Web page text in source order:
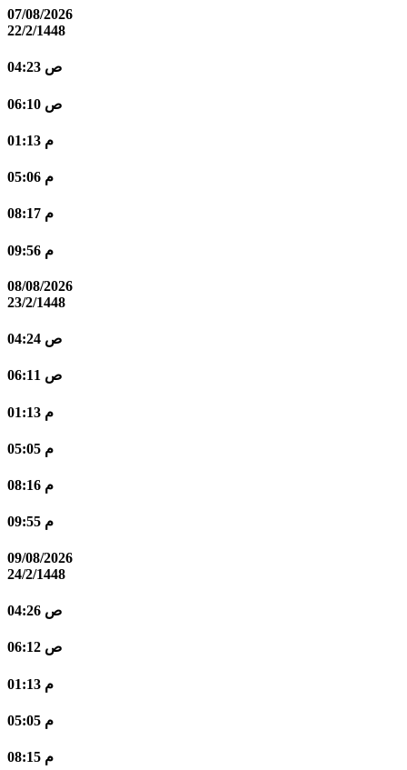
07/08/2026
22/2/1448
04:23 ص
06:10 ص
01:13 م
05:06 م
08:17 م
09:56 م
08/08/2026
23/2/1448
04:24 ص
06:11 ص
01:13 م
05:05 م
08:16 م
09:55 م
09/08/2026
24/2/1448
04:26 ص
06:12 ص
01:13 م
05:05 م
08:15 م